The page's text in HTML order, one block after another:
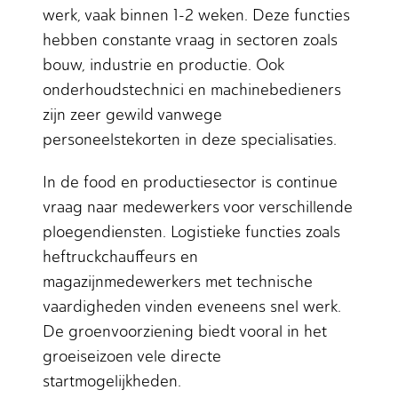
werk, vaak binnen 1-2 weken. Deze functies
hebben constante vraag in sectoren zoals
bouw, industrie en productie. Ook
onderhoudstechnici en machinebedieners
zijn zeer gewild vanwege
personeelstekorten in deze specialisaties.
In de food en productiesector is continue
vraag naar medewerkers voor verschillende
ploegendiensten. Logistieke functies zoals
heftruckchauffeurs en
magazijnmedewerkers met technische
vaardigheden vinden eveneens snel werk.
De groenvoorziening biedt vooral in het
groeiseizoen vele directe
startmogelijkheden.